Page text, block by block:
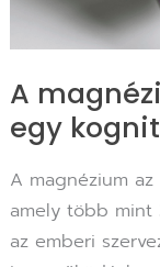
A
egy
A magnézium
amely több mint
az emberi